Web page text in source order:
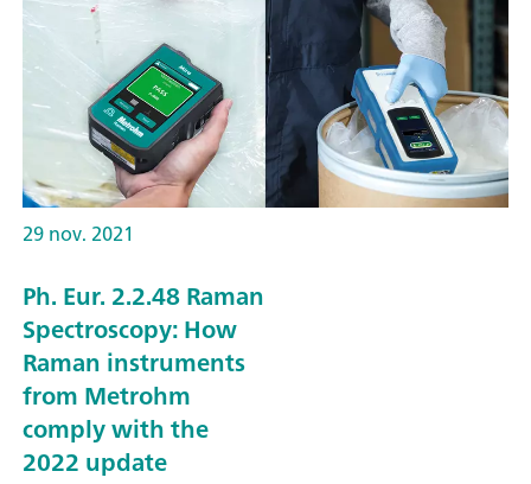
29 nov. 2021
Ph. Eur. 2.2.48 Raman
Spectroscopy: How
Raman instruments
from Metrohm
comply with the
2022 update